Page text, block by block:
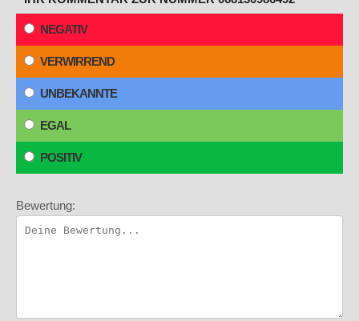
NEGATIV
VERWIRREND
UNBEKANNTE
EGAL
POSITIV
Bewertung: